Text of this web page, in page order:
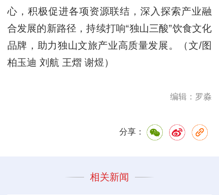
心，积极促进各项资源联结，深入探索产业融
合发展的新路径，持续打响“独山三酸”饮食文化
品牌，助力独山文旅产业高质量发展。（文/图
柏玉迪 刘航 王熠 谢煜）
编辑：罗淼
分享：
相关新闻